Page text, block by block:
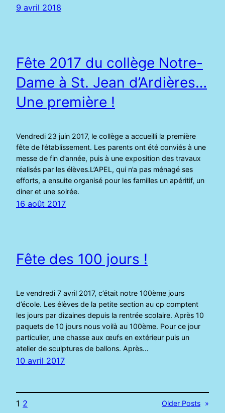
9 avril 2018
Fête 2017 du collège Notre-
Dame à St. Jean d’Ardières…
Une première !
Vendredi 23 juin 2017, le collège a accueilli la première
fête de l’établissement. Les parents ont été conviés à une
messe de fin d’année, puis à une exposition des travaux
réalisés par les élèves.L’APEL, qui n’a pas ménagé ses
efforts, a ensuite organisé pour les familles un apéritif, un
diner et une soirée.
16 août 2017
Fête des 100 jours !
Le vendredi 7 avril 2017, c’était notre 100ème jours
d’école. Les élèves de la petite section au cp comptent
les jours par dizaines depuis la rentrée scolaire. Après 10
paquets de 10 jours nous voilà au 100ème. Pour ce jour
particulier, une chasse aux œufs en extérieur puis un
atelier de sculptures de ballons. Après…
10 avril 2017
1 2 Older Posts »